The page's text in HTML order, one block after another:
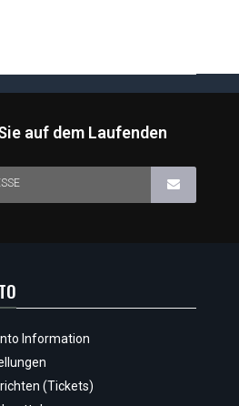
auf dem Laufenden
Information
(Tickets)